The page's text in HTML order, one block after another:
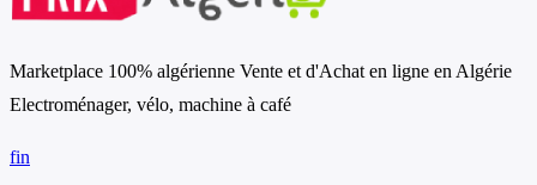
Marketplace 100% algérienne Vente et d'Achat en ligne en Algérie
Electroménager, vélo, machine à café
fin